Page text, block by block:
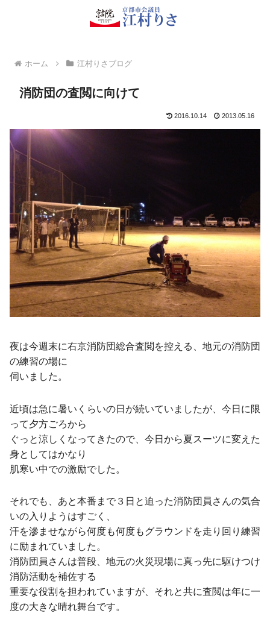
ホーム 江村りさブログ
消防団の査閲に向けて
2016.10.14 2013.05.16
夜は今週末に右京消防団総合査閲を控える、地元の消防団
の練習の場に
伺いました。
近頃は急に暑いくらいの日が続いていましたが、今日に限
って夕方ごろから
ぐっと涼しくなってきたので、今日から夏スーツに変えた
身としてはかなり
肌寒い中での激励でした。
それでも、あと本番まで３日と迫った消防団員さんの気合
いの入りようはすごく、
汗を滲ませながら何度も何度もグラウンドを走り回り練習
に励まれていました。
消防団員さんは普段、地元の火災現場に真っ先に駆けつけ
消防活動を補佐する
重要な役割を担われていますが、それと共に査閲は年に一
度の大きな晴れ舞台です。